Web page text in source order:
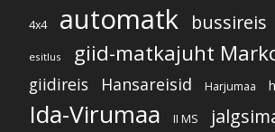
4x4 automatk bussireis
esitlus giid-matkajuht
giidireis Hansareisid Harjumaa
Ida-Virumaa II MS